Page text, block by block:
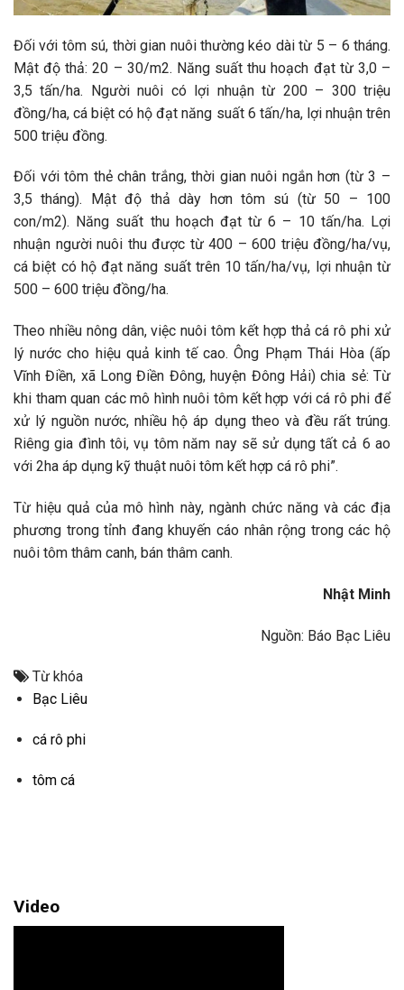
Đối với tôm sú, thời gian nuôi thường kéo dài từ 5 – 6 tháng.
Mật độ thả: 20 – 30/m2. Năng suất thu hoạch đạt từ 3,0 –
3,5 tấn/ha. Người nuôi có lợi nhuận từ 200 – 300 triệu
đồng/ha, cá biệt có hộ đạt năng suất 6 tấn/ha, lợi nhuận trên
500 triệu đồng.
Đối với tôm thẻ chân trắng, thời gian nuôi ngắn hơn (từ 3 –
3,5 tháng). Mật độ thả dày hơn tôm sú (từ 50 – 100
con/m2). Năng suất thu hoạch đạt từ 6 – 10 tấn/ha. Lợi
nhuận người nuôi thu được từ 400 – 600 triệu đồng/ha/vụ,
cá biệt có hộ đạt năng suất trên 10 tấn/ha/vụ, lợi nhuận từ
500 – 600 triệu đồng/ha.
Theo nhiều nông dân, việc nuôi tôm kết hợp thả cá rô phi xử
lý nước cho hiệu quả kinh tế cao. Ông Phạm Thái Hòa (ấp
Vĩnh Điền, xã Long Điền Đông, huyện Đông Hải) chia sẻ: Từ
khi tham quan các mô hình nuôi tôm kết hợp với cá rô phi để
xử lý nguồn nước, nhiều hộ áp dụng theo và đều rất trúng.
Riêng gia đình tôi, vụ tôm năm nay sẽ sử dụng tất cả 6 ao
với 2ha áp dụng kỹ thuật nuôi tôm kết hợp cá rô phi”.
Từ hiệu quả của mô hình này, ngành chức năng và các địa
phương trong tỉnh đang khuyến cáo nhân rộng trong các hộ
nuôi tôm thâm canh, bán thâm canh.
Nhật Minh
Nguồn: Báo Bạc Liêu
Từ khóa
Bạc Liêu
cá rô phi
tôm cá
Video